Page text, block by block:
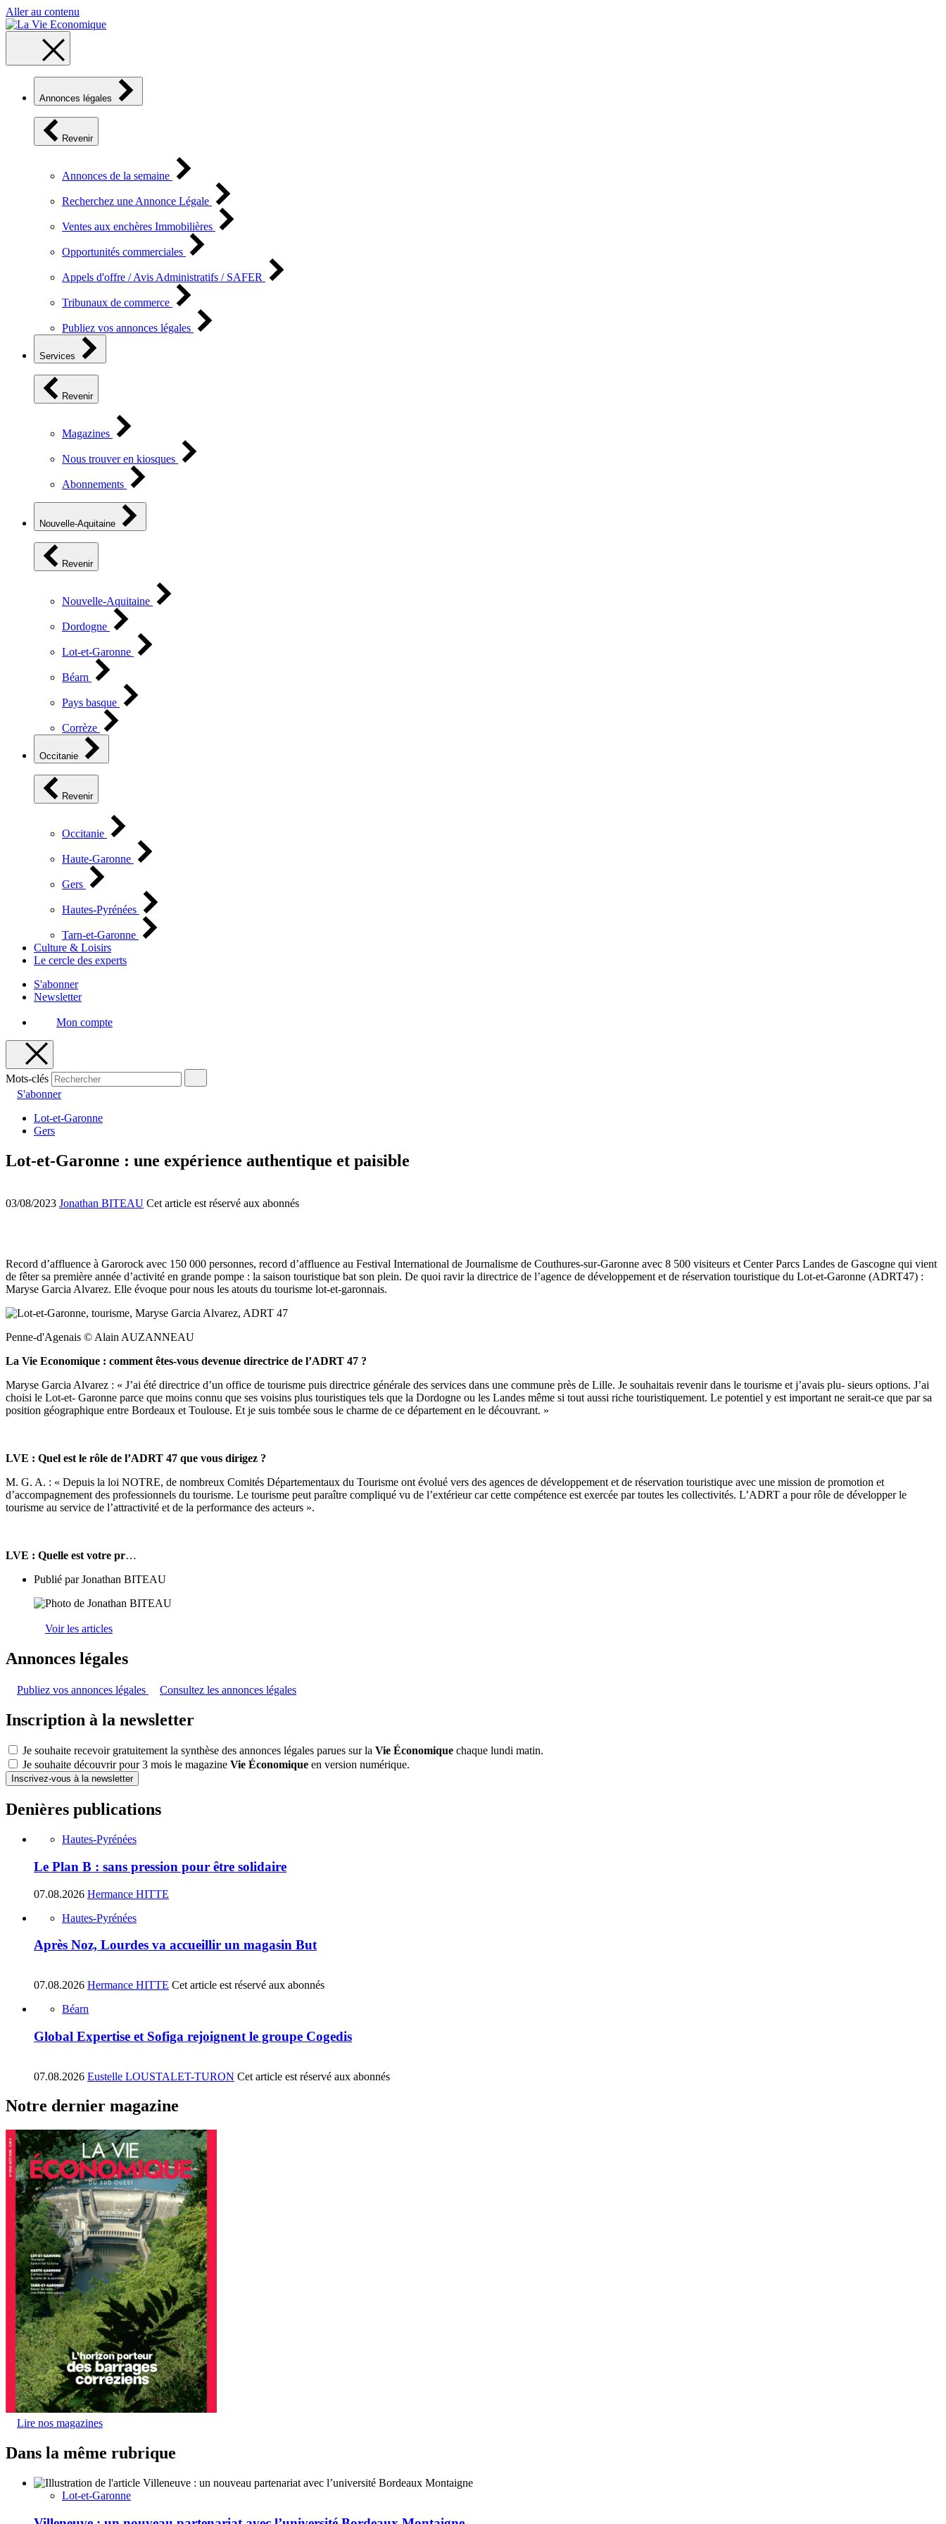
Aller au contenu
Annonces légales
Revenir
Annonces de la semaine
Recherchez une Annonce Légale
Ventes aux enchères Immobilières
Opportunités commerciales
Appels d'offre / Avis Administratifs / SAFER
Tribunaux de commerce
Publiez vos annonces légales
Services
Revenir
Magazines
Nous trouver en kiosques
Abonnements
Nouvelle-Aquitaine
Revenir
Nouvelle-Aquitaine
Dordogne
Lot-et-Garonne
Béarn
Pays basque
Corrèze
Occitanie
Revenir
Occitanie
Haute-Garonne
Gers
Hautes-Pyrénées
Tarn-et-Garonne
Culture & Loisirs
Le cercle des experts
S'abonner
Newsletter
Mon compte
Mots-clés
S'abonner
Lot-et-Garonne
Gers
Lot-et-Garonne : une expérience authentique et paisible
03/08/2023 Jonathan BITEAU Cet article est réservé aux abonnés
Record d’affluence à Garorock avec 150 000 personnes, record d’affluence au Festival International de Journalisme de Couthures-sur-Garonne avec 8 500 visiteurs et Center Parcs Landes de Gascogne qui vient
de fêter sa première année d’activité en grande pompe : la saison touristique bat son plein. De quoi ravir la directrice de l’agence de développement et de réservation touristique du Lot-et-Garonne (ADRT47) :
Maryse Garcia Alvarez. Elle évoque pour nous les atouts du tourisme lot-et-garonnais.
Penne-d'Agenais © Alain AUZANNEAU
La Vie Economique : comment êtes-vous devenue directrice de l’ADRT 47 ?
Maryse Garcia Alvarez : « J’ai été directrice d’un office de tourisme puis directrice générale des services dans une commune près de Lille. Je souhaitais revenir dans le tourisme et j’avais plu- sieurs options. J’ai
choisi le Lot-et- Garonne parce que moins connu que ses voisins plus touristiques tels que la Dordogne ou les Landes même si tout aussi riche touristiquement. Le potentiel y est important ne serait-ce que par sa
position géographique entre Bordeaux et Toulouse. Et je suis tombée sous le charme de ce département en le découvrant. »
LVE : Quel est le rôle de l’ADRT 47 que vous dirigez ?
M. G. A. : « Depuis la loi NOTRE, de nombreux Comités Départementaux du Tourisme ont évolué vers des agences de développement et de réservation touristique avec une mission de promotion et
d’accompagnement des professionnels du tourisme. Le tourisme peut paraître compliqué vu de l’extérieur car cette compétence est exercée par toutes les collectivités. L’ADRT a pour rôle de développer le
tourisme au service de l’attractivité et de la performance des acteurs ».
LVE : Quelle est votre pr…
Publié parJonathan BITEAU
Voir les articles
Annonces légales
Publiez vos annonces légales Consultez les annonces légales
Inscription à la newsletter
Je souhaite recevoir gratuitement la synthèse des annonces légales parues sur la Vie Économique chaque lundi matin.
Je souhaite découvrir pour 3 mois le magazine Vie Économique en version numérique.
Inscrivez-vous à la newsletter
Denières publications
Hautes-Pyrénées
Le Plan B : sans pression pour être solidaire
07.08.2026 Hermance HITTE
Hautes-Pyrénées
Après Noz, Lourdes va accueillir un magasin But
07.08.2026 Hermance HITTE Cet article est réservé aux abonnés
Béarn
Global Expertise et Sofiga rejoignent le groupe Cogedis
07.08.2026 Eustelle LOUSTALET-TURON Cet article est réservé aux abonnés
Notre dernier magazine
Lire nos magazines
Dans la même rubrique
Lot-et-Garonne